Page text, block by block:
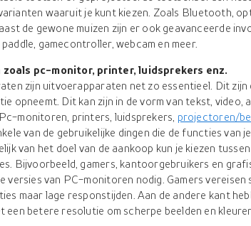
waaruit je kunt kiezen. Zoals Bluetooth,
de gewone muizen zijn er ook geavanceerde
gamecontroller, webcam en meer.
pc-monitor, printer, luidsprekers enz.
zijn uitvoerapparaten net zo essentieel. Dit zijn
opneemt. Dit kan zijn in de vorm van tekst, video,
monitoren, printers, luidsprekers, projectoren/
van de gebruikelijke dingen die de functies van
van het doel van de aankoop kun je kiezen
Bijvoorbeeld, gamers, kantoorgebruikers en
versies van PC-monitoren nodig. Gamers vereisen
maar lage responstijden. Aan de andere kant
een betere resolutie om scherpe beelden en